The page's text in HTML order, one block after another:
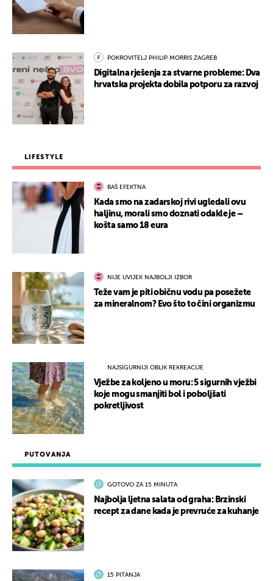
PUTOVANJA
GOTOVO ZA 15 MINUTA
Najbolja ljetna salata od graha: Brzinski
recept za dane kada je prevruće za kuhanje
15 PITANJA
POKROVITELJ PHILIP MORRIS ZAGREB
Digitalna rješenja za stvarne probleme: Dva
hrvatska projekta dobila potporu za razvoj
LIFESTYLE
BAŠ EFEKTNA
Kada smo na zadarskoj rivi ugledali ovu
haljinu, morali smo doznati odakle je –
košta samo 18 eura
NIJE UVIJEK NAJBOLJI IZBOR
Teže vam je piti običnu vodu pa posežete
za mineralnom? Evo što to čini organizmu
NAJSIGURNIJI OBLIK REKREACIJE
Vježbe za koljeno u moru: 5 sigurnih vježbi
koje mogu smanjiti bol i poboljšati
pokretljivost